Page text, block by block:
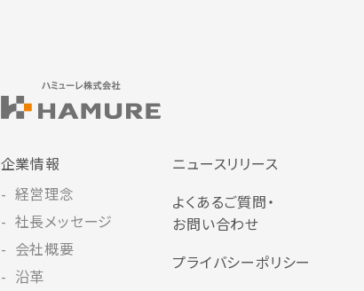
企業情報
経営理念
社長メッセージ
会社概要
沿革
ニュースリリース
よくあるご質問・
お問い合わせ
プライバシーポリシー